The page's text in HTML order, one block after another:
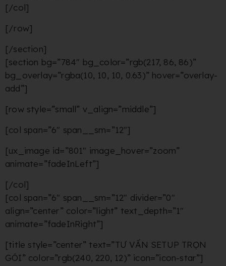
[/col]
[/row]
[/section]
[section bg=”784″ bg_color=”rgb(217, 86, 86)”
bg_overlay=”rgba(10, 10, 10, 0.63)” hover=”overlay-
add”]
[row style=”small” v_align=”middle”]
[col span=”6″ span__sm=”12″]
[ux_image id=”801″ image_hover=”zoom”
animate=”fadeInLeft”]
[/col]
[col span=”6″ span__sm=”12″ divider=”0″
align=”center” color=”light” text_depth=”1″
animate=”fadeInRight”]
[title style=”center” text=”TƯ VẤN SETUP TRỌN
GÓI” color=”rgb(240, 220, 12)” icon=”icon-star”]